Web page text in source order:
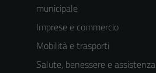
municipale
Imprese e commercio
Mobilità e trasporti
Salute, benessere e assistenza